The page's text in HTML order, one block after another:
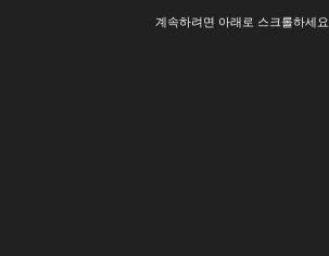
계속하려면 아래로 스크롤하세요.